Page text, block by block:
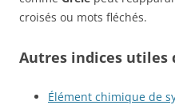
croisés ou mots fléchés.
Autres indices utiles
Élément chimique de